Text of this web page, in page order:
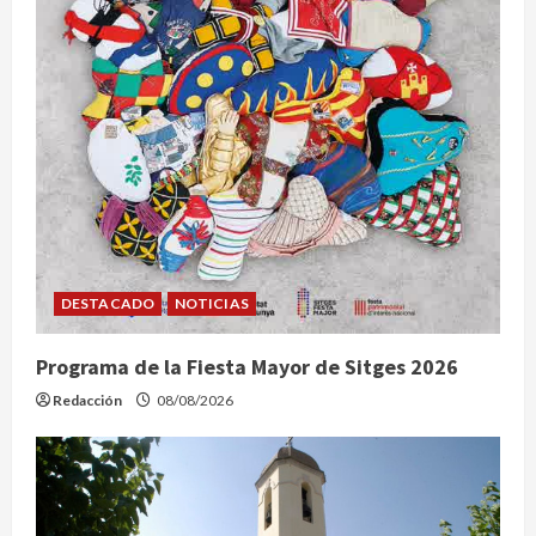
d
a
s
DESTACADO NOTICIAS
Programa de la Fiesta Mayor de Sitges 2026
Redacción 08/08/2026